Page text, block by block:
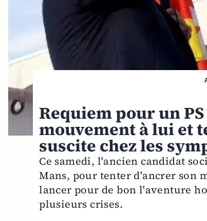
Requiem pour un
mouvement à lui et
suscite chez les
Ce samedi, l'ancien candidat
Mans, pour tenter d'ancrer son
lancer pour de bon l'aventure
plusieurs crises.